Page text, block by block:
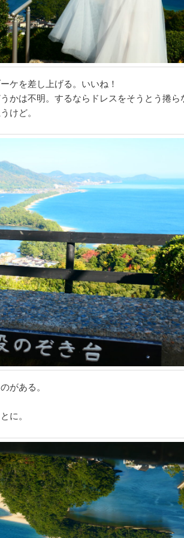
ケを差し上げる。いいね！
かは不明。するならドレスをそうとう捲ら
けど。
がある。
に。